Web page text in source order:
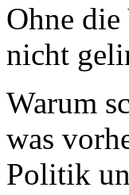
Ohne
nicht
Warum
was
Politik